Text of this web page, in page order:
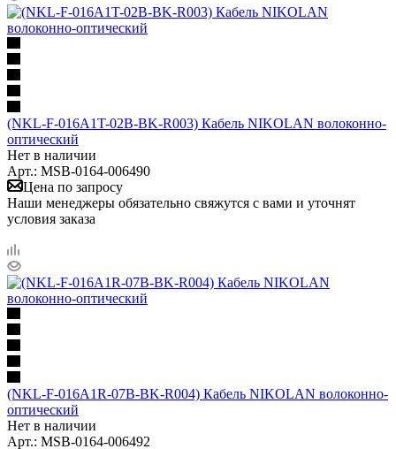
(NKL-F-016A1T-02B-BK-R003) Кабель NIKOLAN волоконно-
оптический
Нет в наличии
Арт.: MSB-0164-006490
Цена по запросу
Наши менеджеры обязательно свяжутся с вами и уточнят
условия заказа
(NKL-F-016A1R-07B-BK-R004) Кабель NIKOLAN волоконно-
оптический
Нет в наличии
Арт.: MSB-0164-006492